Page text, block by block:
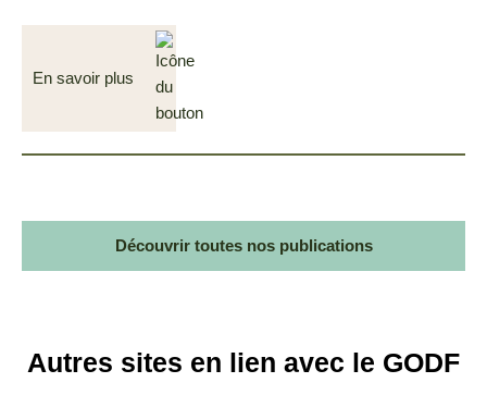
En savoir plus
Découvrir toutes nos publications
Autres sites en lien avec le GODF